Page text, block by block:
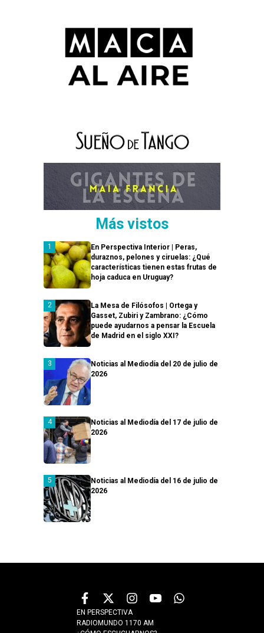
Más vistos
En Perspectiva Interior | Peras,
duraznos, pelones y ciruelas: ¿Qué
características tienen estas frutas de
hoja caduca en Uruguay?
La Mesa de Filósofos | Ortega y
Gasset, Zubiri y Zambrano: ¿Cómo
puede ayudarnos a pensar la Escuela
de Madrid en el siglo XXI?
Noticias al Mediodía del 20 de julio de
2026
Noticias al Mediodía del 17 de julio de
2026
Noticias al Mediodía del 16 de julio de
2026
EN PERSPECTIVA
RADIOMUNDO 1170 AM